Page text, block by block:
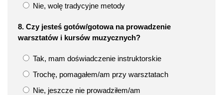
Nie, wolę tradycyjne metody
8. Czy jesteś gotów/gotowa na prowadzenie
warsztatów i kursów muzycznych?
Tak, mam doświadczenie instruktorskie
Trochę, pomagałem/am przy warsztatach
Nie, jeszcze nie prowadziłem/am